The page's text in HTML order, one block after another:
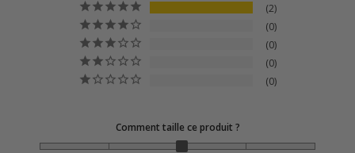
2
0
0
0
0
Comment taille ce produit ?